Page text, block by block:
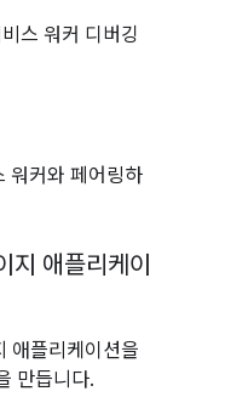
스 워커 디버깅
워커와 페어링하
지 애플리케이
애플리케이션을
만듭니다.